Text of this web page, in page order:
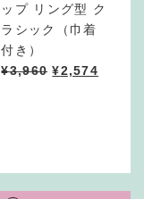
ップ リング型 ク
ラシック（巾着
付き）
¥3,960 ¥2,574